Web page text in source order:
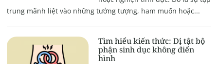
trung mãnh liệt vào những tưởng tượng, ham muốn hoặc...
Tìm hiểu kiến thức: Dị tật bộ
phận sinh dục không điển
hình